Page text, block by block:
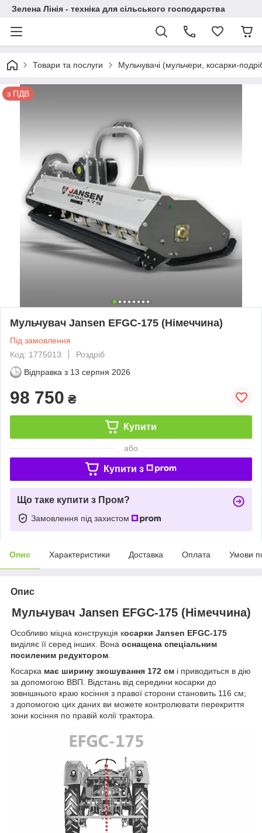
Зелена Лінія - техніка для сільського господарства
Товари та послуги Мульчувачі (мульчери, косарки-
з ПДВ
Мульчувач Jansen EFGC-175 (Німеччина)
Під замовлення
Код: 1775013
Роздріб
Відправка з 13 серпня 2026
98 750 ₴
Купити
або
Купити з
Що таке купити з Пром?
Замовлення під захистом
Опис Характеристики Доставка Оплата Умови
Опис
Мульчувач Jansen EFGC-175 (Німеччина)
Особливо міцна конструкція косарки Jansen EFGC-175
виділяє її серед інших. Вона оснащена спеціальним
посиленим редуктором.
Косарка має ширину зкошування 172 см і приводиться в дію
за допомогою ВВП. Відстань від середини косарки до
зовнішнього краю косіння з правої сторони становить 116 см;
з допомогою цих даних ви можете контролювати перекриття
зони косіння по правій колії трактора.